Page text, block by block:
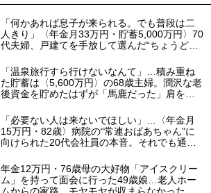
「何かあれば息子が来られる。でも普段は二
人きり」〈年金月33万円・貯蓄5,000万円〉70
代夫婦、戸建てを手放して選んだ“ちょうどい
「温泉旅行すら行けないなんて」…積み重ね
た貯蓄は〈5,600万円〉の68歳主婦。潤沢な老
後資金を貯めたはずが「馬鹿だった」肩を落
「必要ない人は来ないでほしい」…〈年金月
15万円・82歳〉病院の“常連おばあちゃん”に
向けられた20代会社員の本音。それでも通い
年金12万円・76歳母の大好物「アイスクリー
ム」を持って面会に行った49歳娘…老人ホー